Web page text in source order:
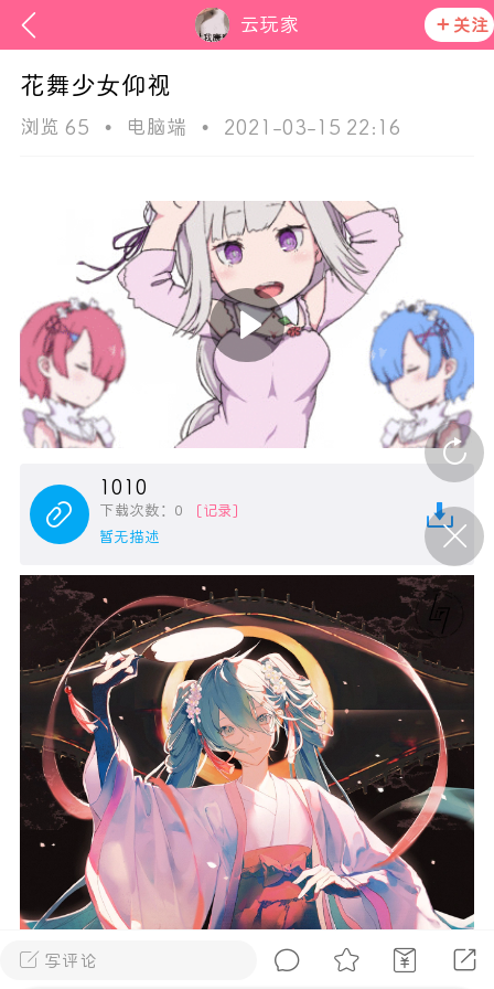
云玩家 关注
资讯
区发布非法内容 发现立即永久封号
官方公告
177
隐藏
P站美图推荐——紫发特辑
隐藏 0
0
写评论
花舞少女仰视
浏览 65 • 电脑端 • 2021-03-15 22:16
1010
下载次数：0
[记录]
暂无描述